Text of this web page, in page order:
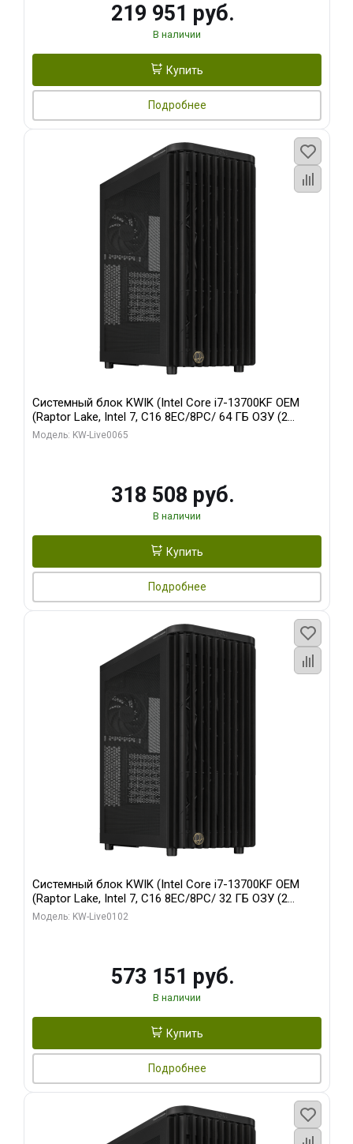
219 951 руб.
В наличии
Купить
Подробнее
Системный блок KWIK (Intel Core i7-13700KF OEM
(Raptor Lake, Intel 7, C16 8EC/8PC/ 64 ГБ ОЗУ (2
модуля)/ ASUS RTX5080 PROART OC 16GB GDDR7
Модель: KW-Live0065
318 508 руб.
В наличии
Купить
Подробнее
Системный блок KWIK (Intel Core i7-13700KF OEM
(Raptor Lake, Intel 7, C16 8EC/8PC/ 32 ГБ ОЗУ (2
модуля)/ Afox RTX4090 24GB GDDR6X 384-Bit 3xDP
Модель: KW-Live0102
573 151 руб.
В наличии
Купить
Подробнее